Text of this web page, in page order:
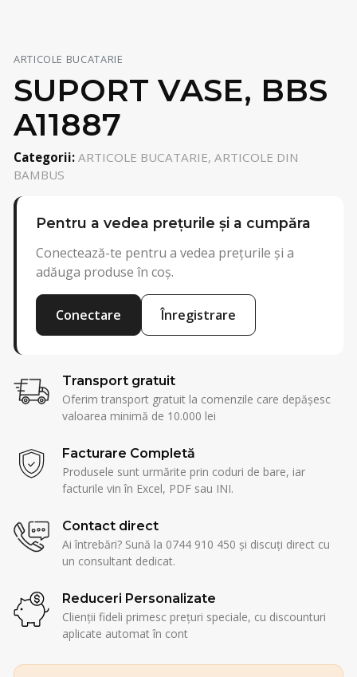
ARTICOLE BUCATARIE
SUPORT VASE, BBS
A11887
Categorii: ARTICOLE BUCATARIE, ARTICOLE DIN
BAMBUS
Pentru a vedea prețurile și a cumpăra
Conectează-te pentru a vedea prețurile și a
adăuga produse în coș.
Conectare Înregistrare
Transport gratuit
Oferim transport gratuit la comenzile care depășesc
valoarea minimă de 10.000 lei
Facturare Completă
Produsele sunt urmărite prin coduri de bare, iar
facturile vin în Excel, PDF sau INI.
Contact direct
Ai întrebări? Sună la 0744 910 450 și discuți direct cu
un consultant dedicat.
Reduceri Personalizate
Clienții fideli primesc prețuri speciale, cu discounturi
aplicate automat în cont